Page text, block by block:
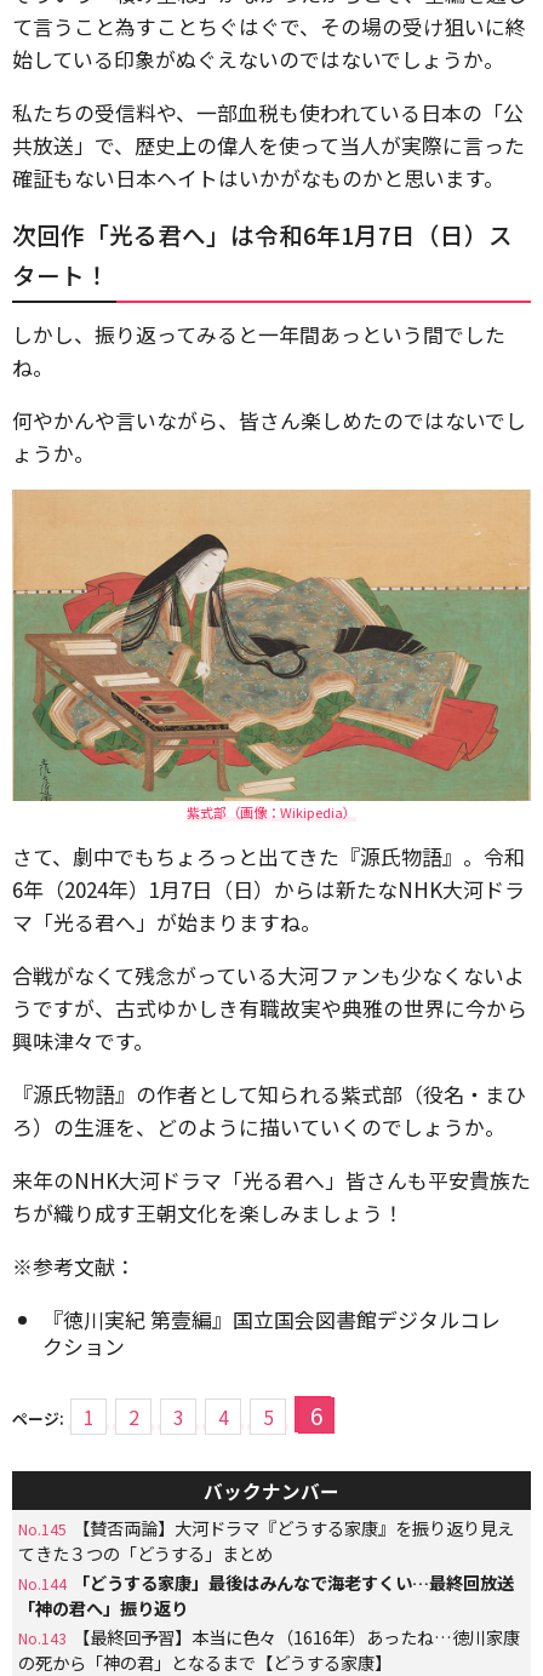
て言うこと為すことちぐはぐで、その場の受け狙いに終
始している印象がぬぐえないのではないでしょうか。
私たちの受信料や、一部血税も使われている日本の「公
共放送」で、歴史上の偉人を使って当人が実際に言った
確証もない日本ヘイトはいかがなものかと思います。
次回作「光る君へ」は令和6年1月7日（日）ス
タート！
しかし、振り返ってみると一年間あっという間でした
ね。
何やかんや言いながら、皆さん楽しめたのではないでし
ょうか。
紫式部（画像：Wikipedia）
さて、劇中でもちょろっと出てきた『源氏物語』。令和
6年（2024年）1月7日（日）からは新たなNHK大河ドラ
マ「光る君へ」が始まりますね。
合戦がなくて残念がっている大河ファンも少なくないよ
うですが、古式ゆかしき有職故実や典雅の世界に今から
興味津々です。
『源氏物語』の作者として知られる紫式部（役名・まひ
ろ）の生涯を、どのように描いていくのでしょうか。
来年のNHK大河ドラマ「光る君へ」皆さんも平安貴族た
ちが織り成す王朝文化を楽しみましょう！
※参考文献：
『徳川実紀 第壹編』国立国会図書館デジタルコレ
クション
ページ: 1 2 3 4 5 6
バックナンバー
No.145
【賛否両論】大河ドラマ『どうする家康』を振り返り見え
てきた３つの「どうする」まとめ
No.144
「どうする家康」最後はみんなで海老すくい…最終回放送
「神の君へ」振り返り
No.143
【最終回予習】本当に色々（1616年）あったね…徳川家康
の死から「神の君」となるまで【どうする家康】